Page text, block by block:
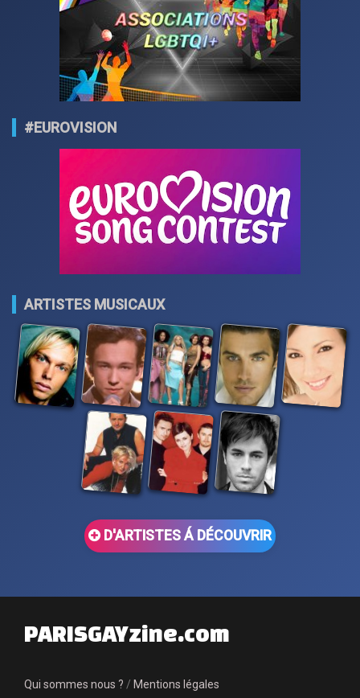
#EUROVISION
ARTISTES MUSICAUX
D'ARTISTES Á DÉCOUVRIR
PARISGAYzine.com
Qui sommes nous ? / Mentions légales